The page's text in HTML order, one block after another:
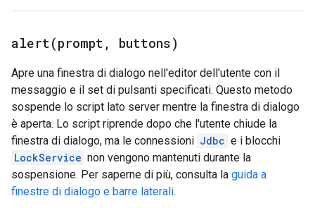
alert(prompt , buttons)
Apre una finestra di dialogo nell'editor dell'utente con il
messaggio e il set di pulsanti specificati. Questo metodo
sospende lo script lato server mentre la finestra di dialogo
è aperta. Lo script riprende dopo che l'utente chiude la
finestra di dialogo, ma le connessioni Jdbc e i blocchi
LockService non vengono mantenuti durante la
sospensione. Per saperne di più, consulta la guida a
finestre di dialogo e barre laterali.